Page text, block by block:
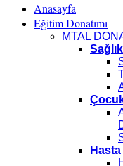
Anasayfa
Eğitim Donatımı
MTAL
Hasta